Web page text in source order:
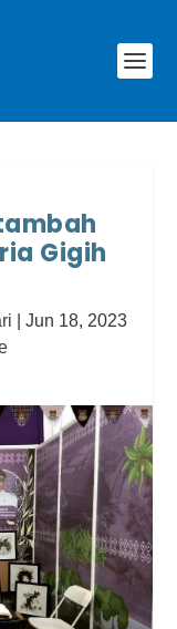
Gigih
Jun 18, 2023